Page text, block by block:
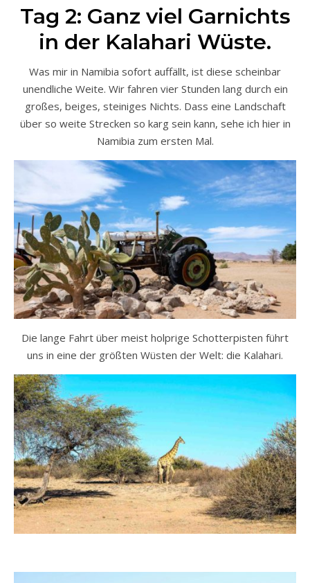
Tag 2: Ganz viel Garnichts
in der Kalahari Wüste.
Was mir in Namibia sofort auffällt, ist diese scheinbar
unendliche Weite. Wir fahren vier Stunden lang durch ein
großes, beiges, steiniges Nichts. Dass eine Landschaft
über so weite Strecken so karg sein kann, sehe ich hier in
Namibia zum ersten Mal.
Die lange Fahrt über meist holprige Schotterpisten führt
uns in eine der größten Wüsten der Welt: die Kalahari.